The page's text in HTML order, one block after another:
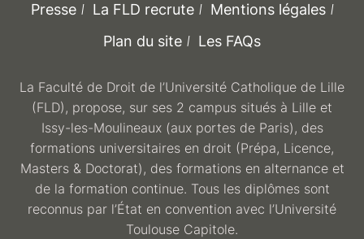
Presse La FLD recrute
Mentions légales
Plan du site
Les FAQs
La Faculté de Droit de l’Université Catholique de Lille
(FLD), propose, sur ses 2 campus situés à Lille et
Issy-les-Moulineaux (aux portes de Paris), des
formations universitaires en droit (Prépa, Licence,
Masters & Doctorat), des formations en alternance et
de la formation continue. Tous les diplômes sont
reconnus par l’État en convention avec l’Université
Toulouse Capitole.